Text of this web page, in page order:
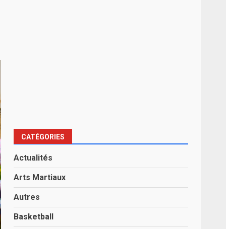
CATÉGORIES
Actualités
Arts Martiaux
Autres
Basketball